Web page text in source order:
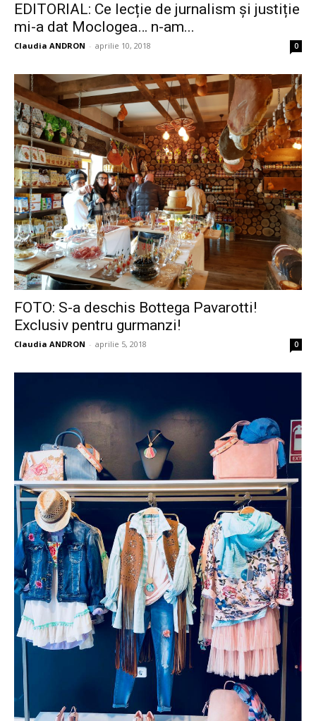
EDITORIAL: Ce lecție de jurnalism și justiție
mi-a dat Moclogea… n-am...
Claudia ANDRON - aprilie 10, 2018 0
FOTO: S-a deschis Bottega Pavarotti!
Exclusiv pentru gurmanzi!
Claudia ANDRON - aprilie 5, 2018 0